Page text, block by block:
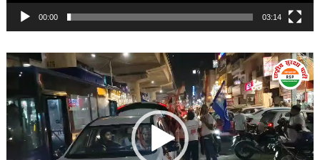
00:00 03:14
Video
Player